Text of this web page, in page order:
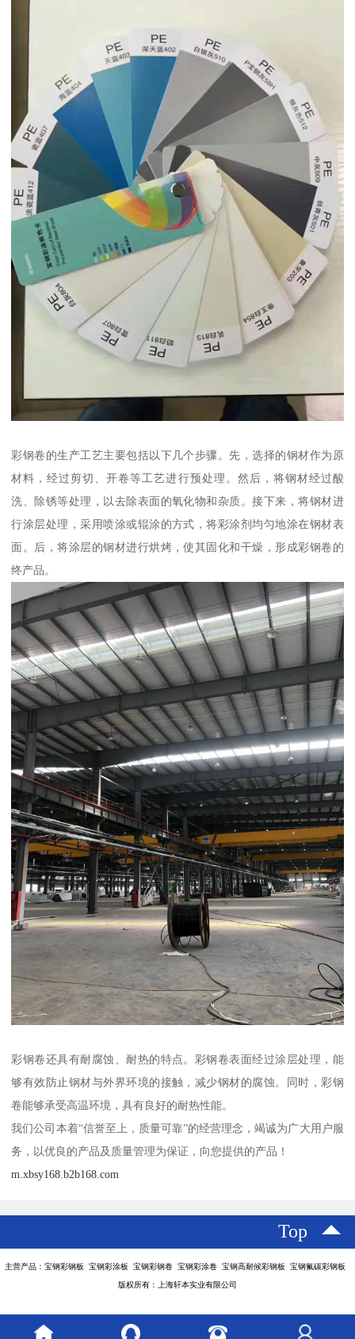
彩钢卷的生产工艺主要包括以下几个步骤。先，选择的钢材作为原
材料，经过剪切、开卷等工艺进行预处理。然后，将钢材经过酸
洗、除锈等处理，以去除表面的氧化物和杂质。接下来，将钢材进
行涂层处理，采用喷涂或辊涂的方式，将彩涂剂均匀地涂在钢材表
面。后，将涂层的钢材进行烘烤，使其固化和干燥，形成彩钢卷的
终产品。
彩钢卷还具有耐腐蚀、耐热的特点。彩钢卷表面经过涂层处理，能
够有效防止钢材与外界环境的接触，减少钢材的腐蚀。同时，彩钢
卷能够承受高温环境，具有良好的耐热性能。
我们公司本着“信誉至上，质量可靠”的经营理念，竭诚为广大用户服
务，以优良的产品及质量管理为保证，向您提供的产品！
m.xbsy168.b2b168.com
Top
主营产品：宝钢彩钢板 宝钢彩涂板 宝钢彩钢卷 宝钢彩涂卷 宝钢高耐候彩钢板 宝钢氟碳彩钢板
版权所有：上海轩本实业有限公司